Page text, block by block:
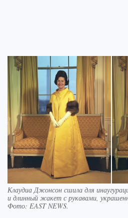
Клаудиа Джонсон сшила для
и длинный жакет с рукавами,
Фото: EAST NEWS.